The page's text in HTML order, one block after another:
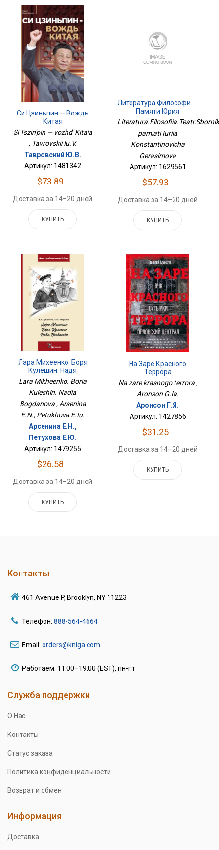
Си Цзиньпин — Вождь
Китая
Si Tszin'pin — vozhd' Kitaia
, Tavrovskii Iu.V.
Тавровский Ю.В.
Артикул: 1481342
$73.89
Доставка за 14–20 дней
КУПИТЬ
Памяти Юрия
Константиновича
Literatura.Filosofiia.Teatr.Sbornik
pamiati Iuriia
Konstantinovicha
Gerasimova
Артикул: 1629561
$57.93
Доставка за 14–20 дней
КУПИТЬ
Лара Михеенко. Боря
Кулешин. Надя
Богданова
Lara Mikheenko. Boria
Kuleshin. Nadia
Bogdanova , Arsenina
E.N., Petukhova E.Iu.
Арсенина Е.Н.,
Петухова Е.Ю.
Артикул: 1479255
$26.58
Доставка за 14–20 дней
КУПИТЬ
На Заре Красного
Террора
Na zare krasnogo terrora ,
Aronson G.Ia.
Аронсон Г.Я.
Артикул: 1427856
$31.25
Доставка за 14–20 дней
КУПИТЬ
Контакты
461 Avenue P, Brooklyn, NY 11223
Телефон: 888-564-4664
Email: orders@kniga.com
Работаем: 11:00–19:00 (EST), пн-пт
Служба поддержки
О Нас
Контакты
Статус заказа
Политика конфиденциальности
Возврат и обмен
Информация
Доставка